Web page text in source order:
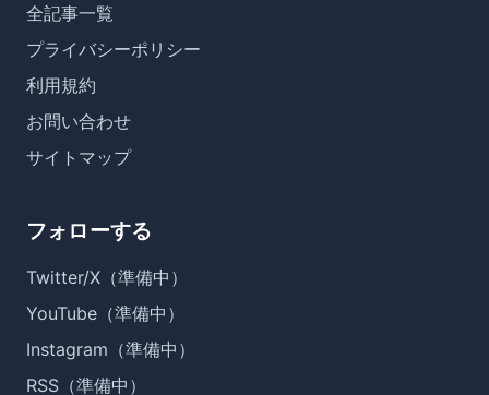
全記事一覧
プライバシーポリシー
利用規約
お問い合わせ
サイトマップ
フォローする
Twitter/X（準備中）
YouTube（準備中）
Instagram（準備中）
RSS（準備中）